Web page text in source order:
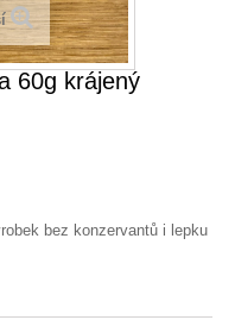
60g krájený
bez konzervantů i lepku